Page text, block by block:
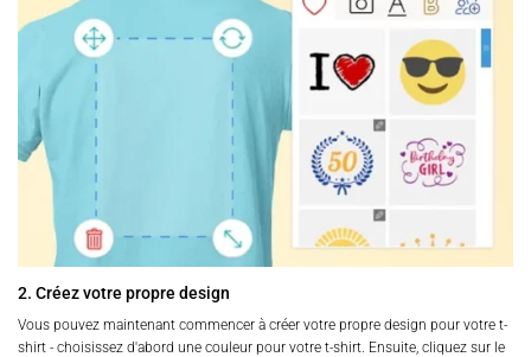
2. Créez votre propre design
Vous pouvez maintenant commencer à créer votre propre design pour votre t-
shirt - choisissez d'abord une couleur pour votre t-shirt. Ensuite, cliquez sur le